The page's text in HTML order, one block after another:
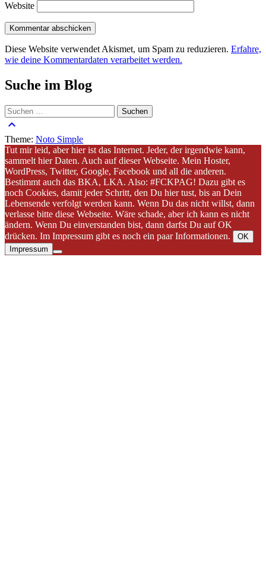
Website
Diese Website verwendet Akismet, um Spam zu reduzieren. Erfahre,
wie deine Kommentardaten verarbeitet werden.
Suche im Blog
Suchen
nach:
keyboard_arrow_up
Theme: Noto Simple
Tut mir leid, aber hier ist das Internet. Jeder, der irgendwie kann,
sammelt hier Daten. Auch auf dieser Webseite. Mein Hoster,
WordPress, Twitter, Google, Facebook und all die anderen.
Bestimmt auch das BKA, LKA. Also: #FCKPAG! Dazu gibt es
noch Cookies, damit jeder Schritt, den Du hier tust, bis an Dein
Lebensende verfolgt werden kann. Wenn Du das nicht willst, dann
verlasse bitte diese Webseite. Wäre schade, aber ich kann es nicht
ändern. Wenn Du einverstanden bist, dann darfst Du auf OK
drücken. Im Impressum gibt es noch ein paar Informationen.
OK
Impressum